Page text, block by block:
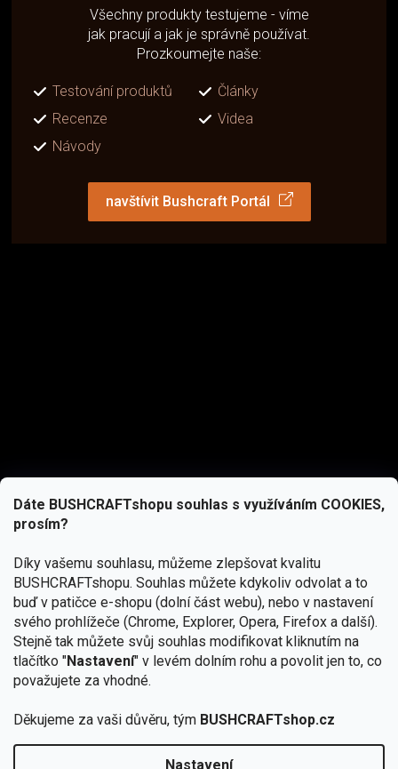
Dáte BUSHCRAFTshopu souhlas s využíváním COOKIES,
prosím?
Díky vašemu souhlasu, můžeme zlepšovat kvalitu
BUSHCRAFTshopu. Souhlas můžete kdykoliv odvolat a to
buď v patičce e-shopu (dolní část webu), nebo v nastavení
svého prohlížeče (Chrome, Explorer, Opera, Firefox a další).
Stejně tak můžete svůj souhlas modifikovat kliknutím na
tlačítko "Nastavení" v levém dolním rohu a povolit jen to, co
považujete za vhodné.
Děkujeme za vaši důvěru, tým BUSHCRAFTshop.cz
Nastavení
Všechny produkty testujeme - víme
jak pracují a jak je správně používat.
Prozkoumejte naše:
Testování produktů
Články
Recenze
Videa
Návody
navštívit Bushcraft Portál
podmínkami ochrany osobních údajů